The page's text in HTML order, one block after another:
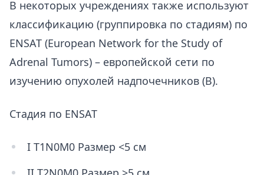
В некоторых учреждениях также используют
классификацию (группировка по стадиям) по
ENSAT (European Network for the Study of
Adrenal Tumors) – европейской сети по
изучению опухолей надпочечников (В).
Стадия по ENSAT
I T1N0M0 Размер <5 см